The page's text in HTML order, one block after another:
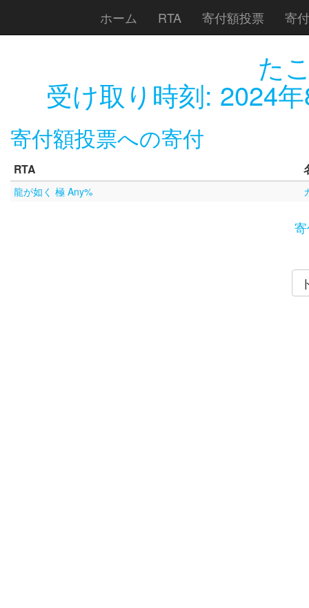
ホーム RTA 寄付額投票 寄
た
受け取り時刻: 2024
寄付額投票への寄付
RTA
龍が如く 極 Any%